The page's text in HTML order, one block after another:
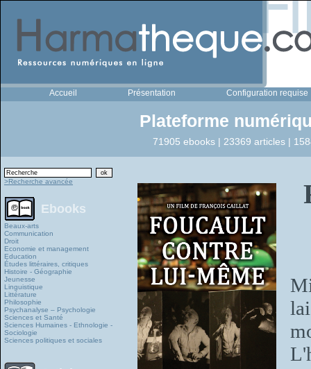
Accueil Présentation Configuration requise
Plateforme
71905 ebooks | 23369 articles |
>Recherche avancée
Ebooks
Beaux-arts
Communication
Droit
Economie et management
Education
Études littéraires, critiques
Histoire - Géographie
Jeunesse
Linguistique
Littérature
Philosophie
Psychanalyse – Psychologie
Sciences et Santé
Sciences Humaines - Ethnologie -
Sociologie
Sciences politiques et sociales